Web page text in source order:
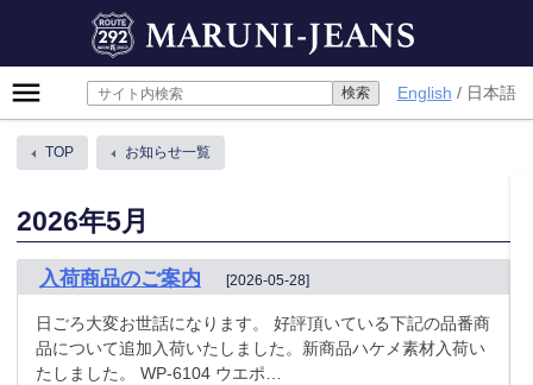
MARUNI-JEANS
English 日本語
Primary
Menu
TOP お知らせ一覧
2026年5月
入荷商品のご案内 [2026-05-28]
日ごろ大変お世話になります。 好評頂いている下記の品番商
品について追加入荷いたしました。新商品ハケメ素材入荷い
たしました。 WP-6104 ウエポ…